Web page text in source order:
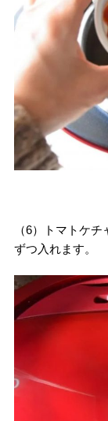
（6）トマトケ
ずつ入れます。